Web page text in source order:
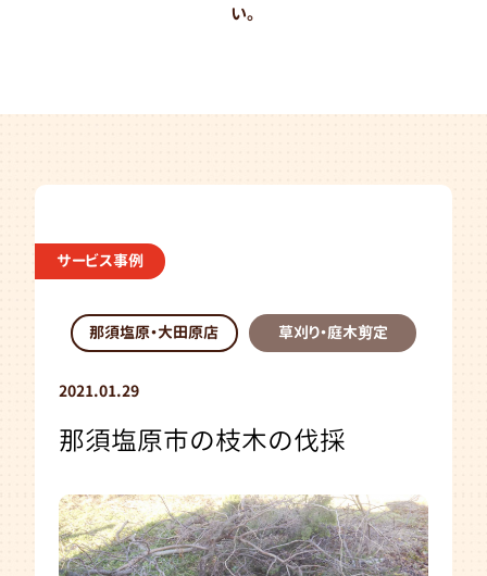
い。
サービス事例
那須塩原・大田原店 草刈り・庭木剪定
2021.01.29
那須塩原市の枝木の伐採